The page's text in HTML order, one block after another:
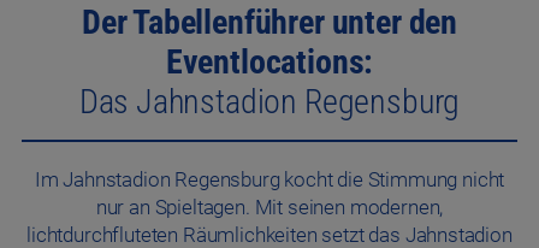
Der Tabellenführer unter den
Eventlocations:
Das Jahnstadion Regensburg
Im Jahnstadion Regensburg kocht die Stimmung nicht
nur an Spieltagen. Mit seinen modernen,
lichtdurchfluteten Räumlichkeiten setzt das Jahnstadion